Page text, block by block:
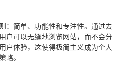
：简单、功能性和专注性。通过去
户可以无缝地浏览网站，而不会分
户体验，这使得极简主义成为个人
略。